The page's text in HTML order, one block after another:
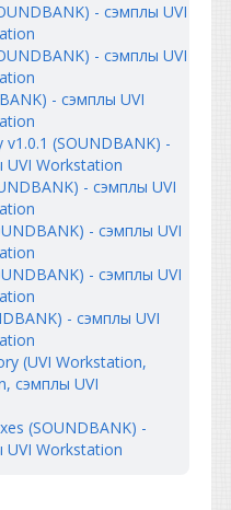
- сэмплы UVI
- сэмплы UVI
- сэмплы UVI
v1.0.1 (SOUNDBANK) -
UVI Workstation
- сэмплы UVI
- сэмплы UVI
- сэмплы UVI
- сэмплы UVI
(UVI Workstation,
сэмплы UVI
(SOUNDBANK) -
UVI Workstation